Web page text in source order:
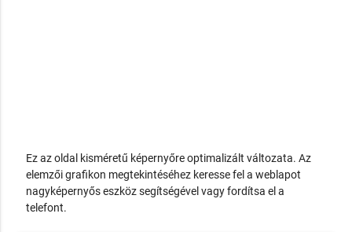
Ez az oldal kisméretű képernyőre optimalizált változata. Az
elemzői grafikon megtekintéséhez keresse fel a weblapot
nagyképernyős eszköz segítségével vagy fordítsa el a
telefont.